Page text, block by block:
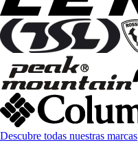
Descubre todas nuestras marcas